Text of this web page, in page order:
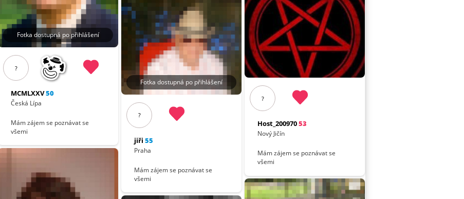
Fotka dostupná po přihlášení
?
MCMLXXV50
Česká Lípa
Mám zájem se poznávat se
všemi
Fotka dostupná po přihlášení
?
jiři 55
Praha
Mám zájem se poznávat se
všemi
?
Host_20097053
Nový Jičín
Mám zájem se poznávat se
všemi